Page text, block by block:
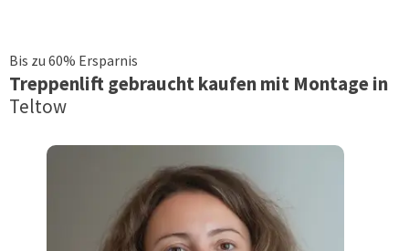
Bis zu 60% Ersparnis
Treppenliftgebraucht kaufen mit Montage in
Teltow